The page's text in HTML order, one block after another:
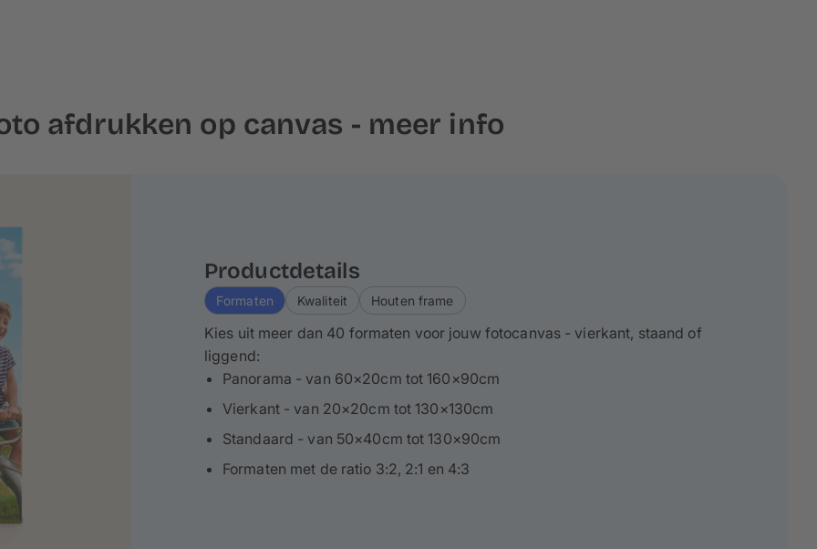
op een ca. 2-4 cm hoog spieraam, wat
afdrukken op canvas - meer info
Productdetails
Formaten Kwaliteit Houten frame
Kies uit meer dan 40 formaten voor jouw fotocanvas - vierkant, staand of
liggend:
Panorama - van 60×20cm tot 160×90cm
Vierkant - van 20×20cm tot 130×130cm
Standaard - van 50×40cm tot 130×90cm
Formaten met de ratio 3:2, 2:1 en 4:3